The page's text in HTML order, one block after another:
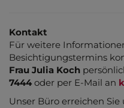
Kontakt
Für weitere
Besichtigungstermins
Frau Julia Koch
7444 oder per E-Mail an
Unser Büro erreichen Sie